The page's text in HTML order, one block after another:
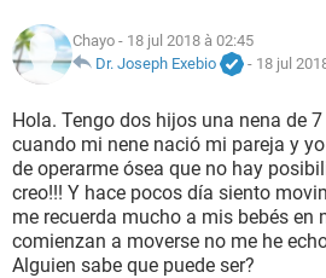
NUTRICIÓN
BIENESTAR
SEXUALIDAD
GLOSARIO
Chayo - 18 jul 2018 à 02:45
Dr. Joseph Exebio
- 18 jul
Hola. Tengo dos hijos una nena de
cuando mi nene nació mi pareja y
de operarme ósea que no hay
creo!!! Y hace pocos día siento
me recuerda mucho a mis bebés en
comienzan a moverse no me he
Alguien sabe que puede ser?